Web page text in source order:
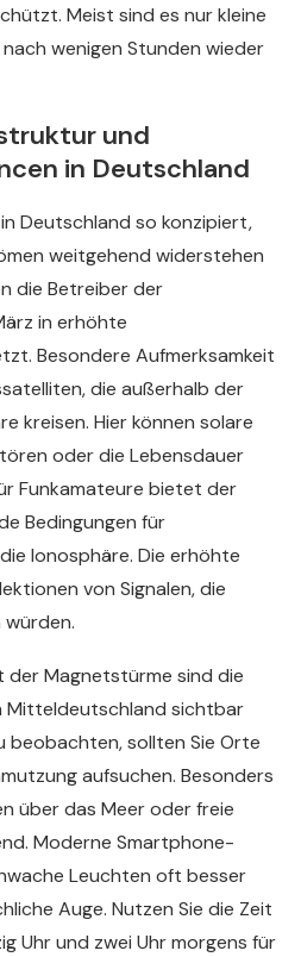
Meist sind es nur kleine
wenigen Stunden wieder
und
in Deutschland
Deutschland so konzipiert,
weitgehend widerstehen
die Betreiber der
in erhöhte
Besondere Aufmerksamkeit
die außerhalb der
kreisen. Hier können solare
oder die Lebensdauer
Funkamateure bietet der
Bedingungen für
Ionosphäre. Die erhöhte
von Signalen, die
der Magnetstürme sind die
Mitteldeutschland sichtbar
beobachten, sollten Sie Orte
aufsuchen. Besonders
über das Meer oder freie
Moderne Smartphone-
Leuchten oft besser
Auge. Nutzen Sie die Zeit
Uhr und zwei Uhr morgens für